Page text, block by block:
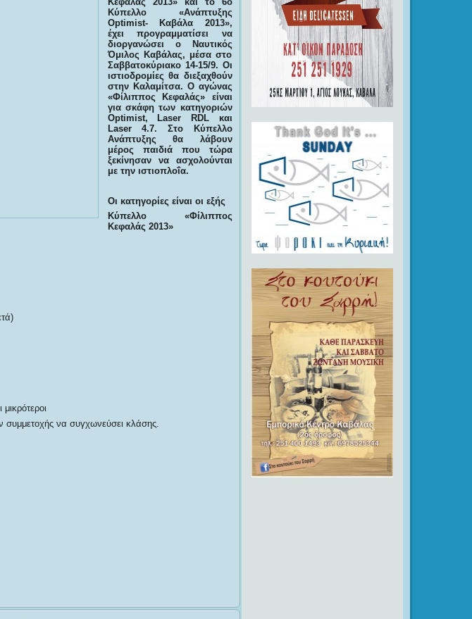
Κύπελλο «Ανάπτυξης
Optimist- Καβάλα 2013»,
έχει προγραμματίσει να
διοργανώσει ο Ναυτικός
Όμιλος Καβάλας, μέσα στο
Σαββατοκύριακο 14-15/9. Οι
ιστιοδρομίες θα διεξαχθούν
στην Καλαμίτσα. Ο αγώνας
«Φίλιππος Κεφαλάς» είναι
για σκάφη των κατηγοριών
Optimist, Laser RDL και
Laser 4.7. Στο Κύπελλο
Ανάπτυξης θα λάβουν
μέρος παιδιά που τώρα
ξεκίνησαν να ασχολούνται
με την ιστιοπλοΐα.
Οι κατηγορίες είναι οι εξής
Κύπελλο «Φίλιππος
Κεφαλάς 2013»
συμμετοχής να συγχωνεύσει κλάσης.